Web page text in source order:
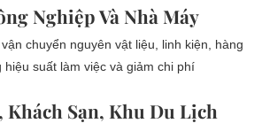
Nghiệp Và Nhà Máy
chuyển nguyên vật liệu, linh kiện, hàng
hiệu suất làm việc và giảm chi phí
Sạn, Khu Du Lịch